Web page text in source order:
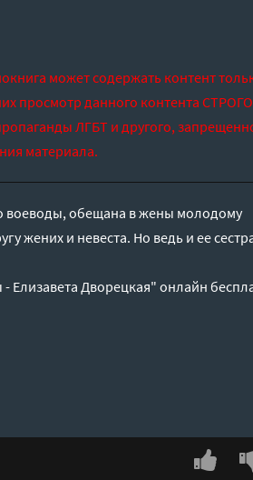
может содержать контент
просмотр данного контента СТРОГО
ЛГБТ и другого,
материала.
воеводы, обещана в жены молодому
жених и невеста. Но ведь и ее
Елизавета Дворецкая" онлайн